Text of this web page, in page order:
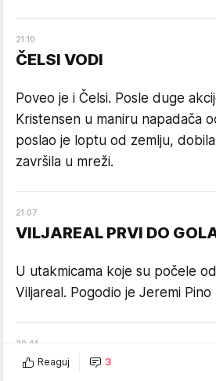
21:10
ČELSI VODI
Poveo je i Čelsi. Posle duge
Kristensen u maniru napadača
poslao je loptu od zemlju,
završila u mreži.
21:07
VILJAREAL PRVI DO
U utakmicama koje su počele
Viljareal. Pogodio je Jeremi
20:44
POBEDE BARSELONE I
Reaguj 3